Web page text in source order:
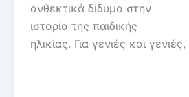
ανθεκτικά δίδυμα στην
ιστορία της παιδικής
ηλικίας. Για γενιές και γενιές,